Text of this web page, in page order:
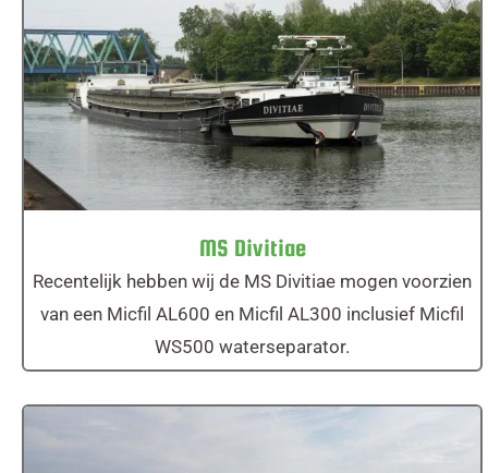
MS Divitiae
MS Divitiae
Recentelijk hebben wij de MS Divitiae mogen voorzien
van een Micfil AL600 en Micfil AL300 inclusief Micfil
WS500 waterseparator.